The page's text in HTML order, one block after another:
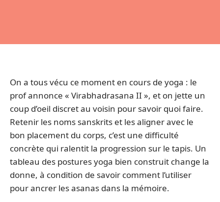
On a tous vécu ce moment en cours de yoga : le
prof annonce « Virabhadrasana II », et on jette un
coup d’oeil discret au voisin pour savoir quoi faire.
Retenir les noms sanskrits et les aligner avec le
bon placement du corps, c’est une difficulté
concrète qui ralentit la progression sur le tapis. Un
tableau des postures yoga bien construit change la
donne, à condition de savoir comment l’utiliser
pour ancrer les asanas dans la mémoire.